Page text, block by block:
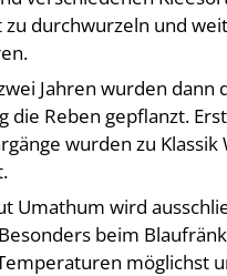
zu durchwurzeln und
Jahren wurden dann
die Reben gepflanzt.
wurden zu Klassik
Umathum wird
beim
möglichst